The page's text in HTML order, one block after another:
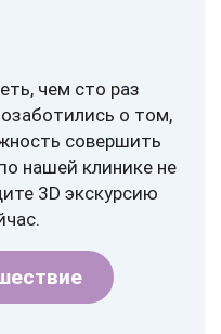
чем сто раз
о том,
совершить
нашей клинике не
3D экскурсию